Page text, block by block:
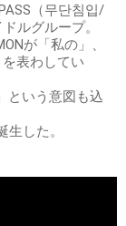
（무단침입/
ルグループ。
が「私の」、
表わしてい
という意図も込
生した。